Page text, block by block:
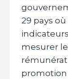
29 pays
mesurer
promotion